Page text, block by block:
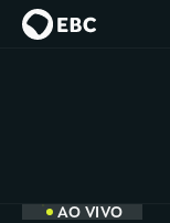
AO VIVO